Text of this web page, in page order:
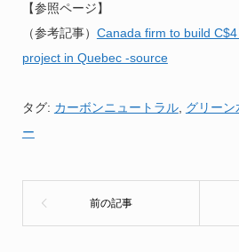
【参照ページ】
（参考記事） Canada firm to build
project in Quebec -source
タグ: カーボンニュートラル, グリーン
ー